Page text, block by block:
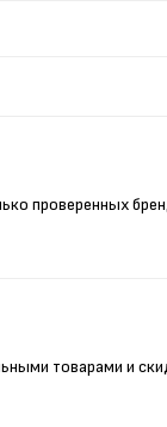
проверенных
товарами и